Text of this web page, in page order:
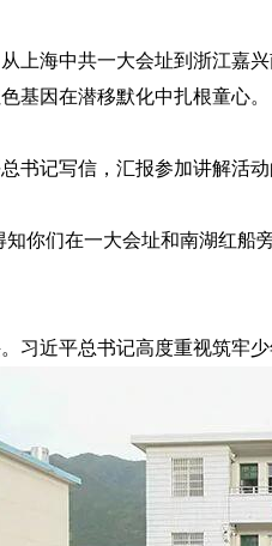
上海中共一大会址到浙江嘉
基因在潜移默化中扎根童心。
书记写信，汇报参加讲解活
知你们在一大会址和南湖红
习近平总书记高度重视筑牢